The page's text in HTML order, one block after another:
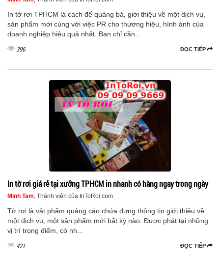
In tờ rơi TPHCM là cách để quảng bá, giới thiệu về một dịch vụ,
sản phẩm mới cùng với việc PR cho thương hiệu, hình ảnh của
doanh nghiệp hiệu quả nhất. Bạn chỉ cần...
ĐỌC TIẾP
396
In tờ rơi giá rẻ tại xưởng TPHCM in nhanh có hàng ngay trong ngày
Minh Tam , Thành viên của InToRoi.com
Tờ rơi là vật phẩm quảng cáo chứa đựng thông tin giới thiệu về
một dịch vụ, một sản phẩm mới bất kỳ nào. Được phát tại những
vị trí trọng điểm, có nh...
ĐỌC TIẾP
421